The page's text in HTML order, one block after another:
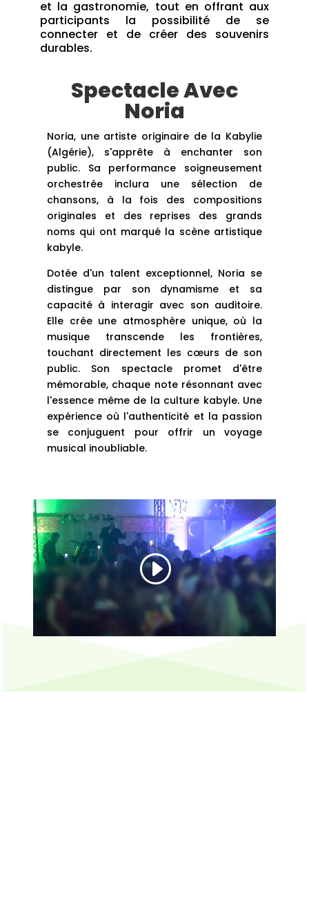
et la gastronomie, tout en offrant aux
participants la possibilité de se
connecter et de créer des souvenirs
durables.
Spectacle Avec
Noria
Noria, une artiste originaire de la Kabylie
(Algérie), s'apprête à enchanter son
public. Sa performance soigneusement
orchestrée inclura une sélection de
chansons, à la fois des compositions
originales et des reprises des grands
noms qui ont marqué la scène artistique
kabyle.
Dotée d'un talent exceptionnel, Noria se
distingue par son dynamisme et sa
capacité à interagir avec son auditoire.
Elle crée une atmosphère unique, où la
musique transcende les frontières,
touchant directement les cœurs de son
public. Son spectacle promet d'être
mémorable, chaque note résonnant avec
l'essence même de la culture kabyle. Une
expérience où l'authenticité et la passion
se conjuguent pour offrir un voyage
musical inoubliable.